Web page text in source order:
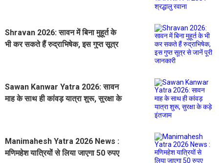
Shravan 2026: सावन में बिना मुहूर्त के
भी कर सकते हैं रुद्राभिषेक, इस गुप्त सूत्र
Sawan Kanwar Yatra 2026: सावन
माह के साथ ही कांवड़ यात्रा शुरू, सुरक्षा के
Manimahesh Yatra 2026 News :
मणिमहेश यात्रियों से लिया जाएगा 50 रुपए